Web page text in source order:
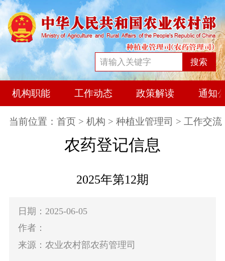
搜索
机构职能 工作动态 政策解读 通知
当前位置： 首页 > 机构 > 种植业管理司 > 工作交流
农药登记信息
2025年第12期
日期：2025-06-05
作者：
来源：农业农村部农药管理司